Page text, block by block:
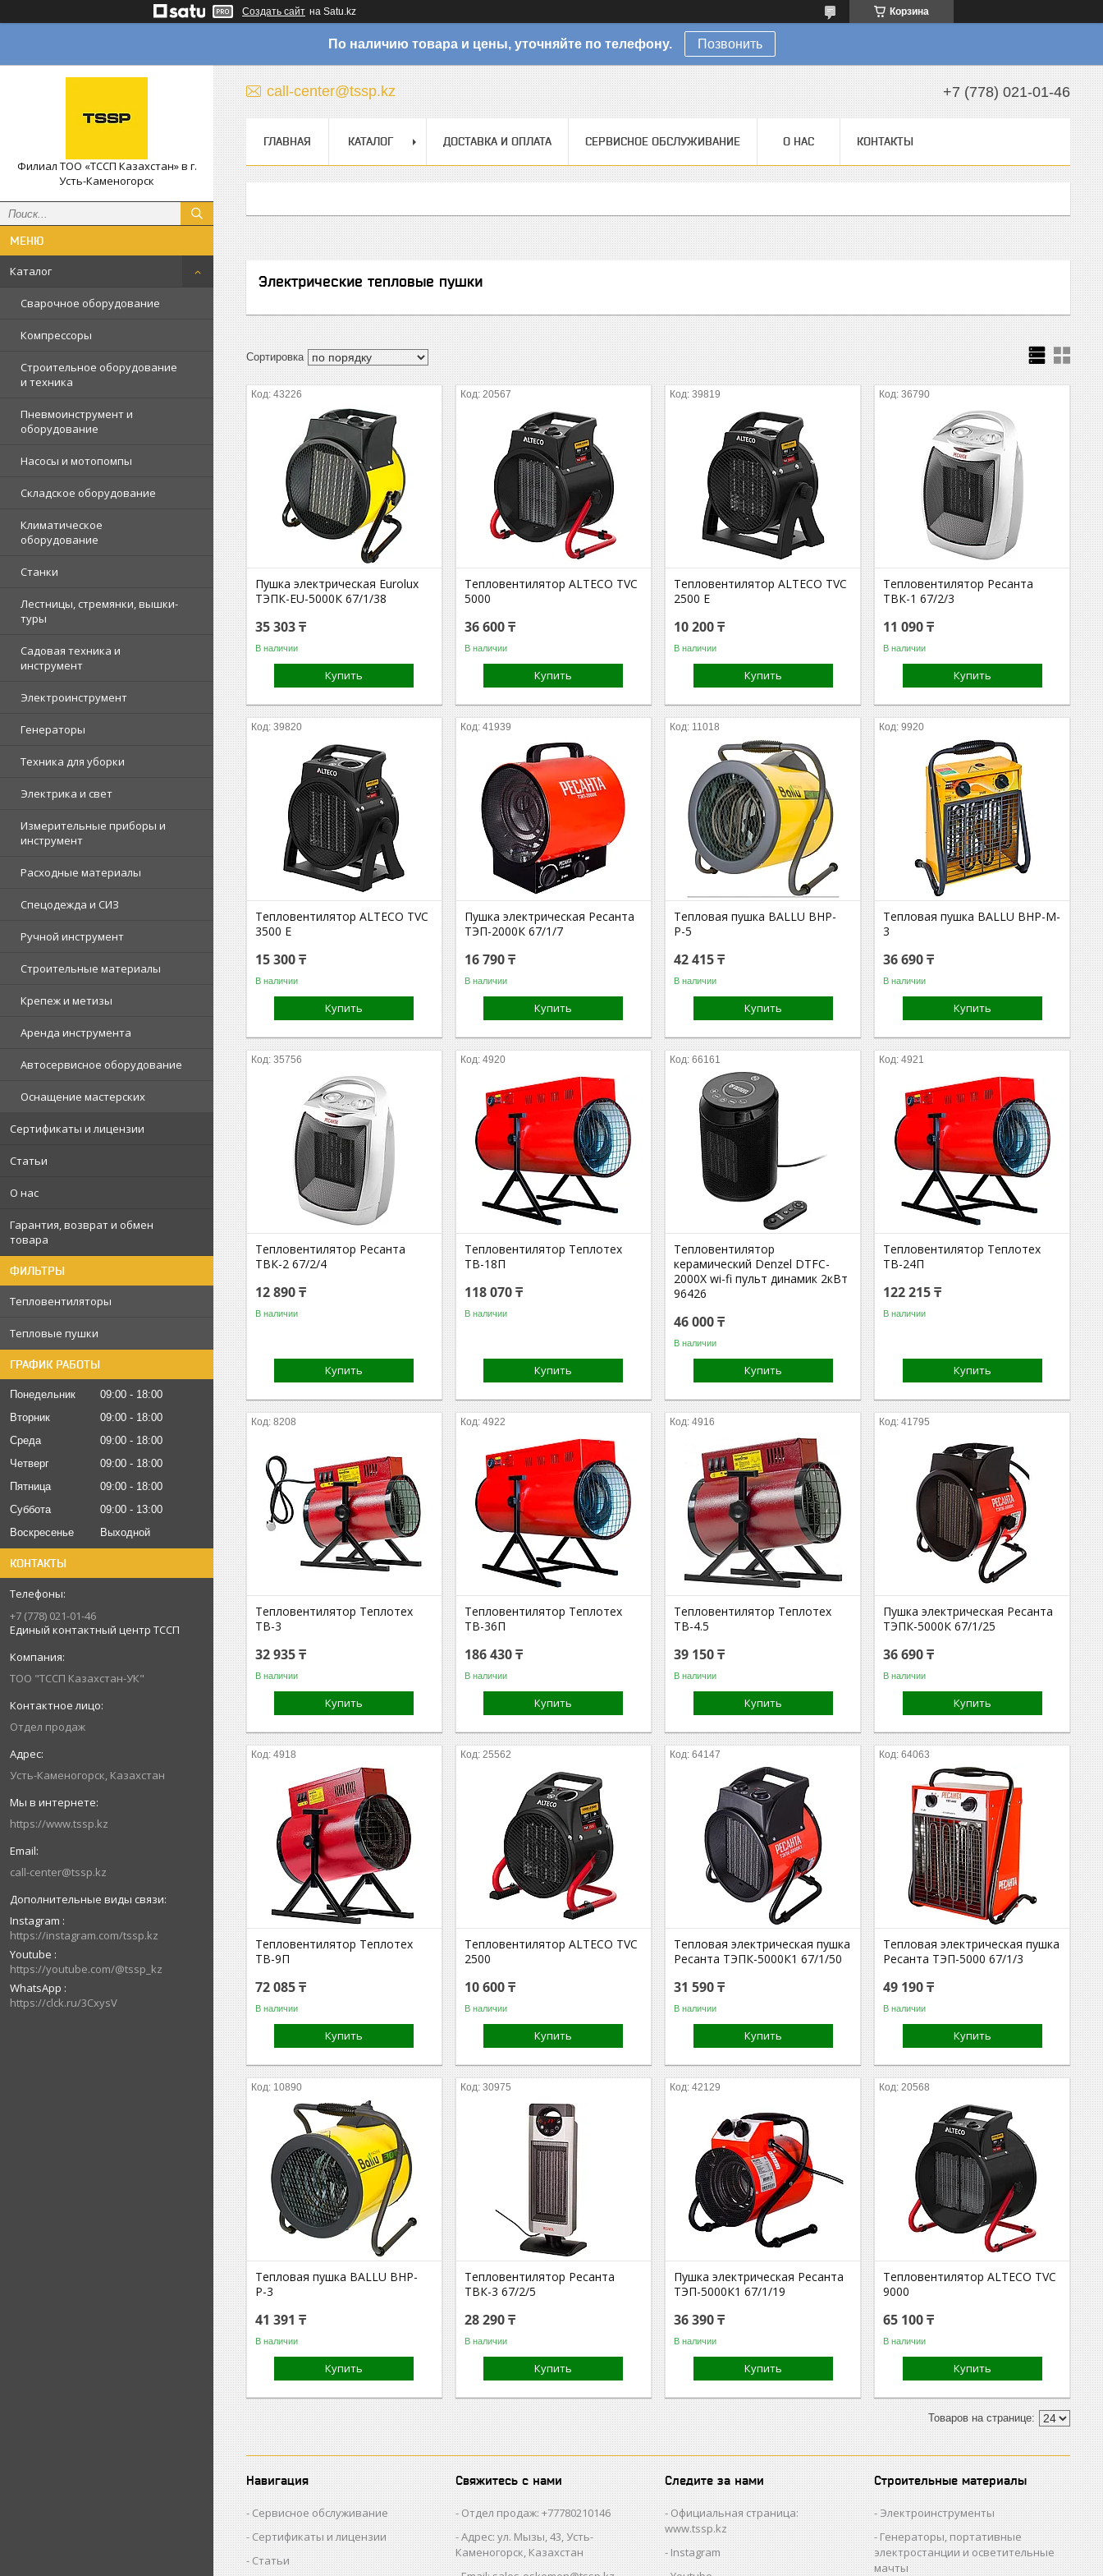
Создать сайт на Satu.kz Корзина
По наличию товара и цены, уточняйте по телефону. Позвонить
Филиал ТОО «ТССП Казахстан» в г.
Усть-Каменогорск
Каталог
Сварочное оборудование
Компрессоры
Строительное оборудование
и техника
Пневмоинструмент и
оборудование
Насосы и мотопомпы
Складское оборудование
Климатическое
оборудование
Станки
Лестницы, стремянки, вышки-
туры
Садовая техника и
инструмент
Электроинструмент
Генераторы
Техника для уборки
Электрика и свет
Измерительные приборы и
инструмент
Расходные материалы
Спецодежда и СИЗ
Ручной инструмент
Строительные материалы
Крепеж и метизы
Аренда инструмента
Автосервисное оборудование
Оснащение мастерских
Сертификаты и лицензии
Статьи
О нас
Гарантия, возврат и обмен
товара
ФИЛЬТРЫ
Тепловентиляторы
Тепловые пушки
ГРАФИК РАБОТЫ
Понедельник 09:00
18:00
Вторник
09:00
18:00
Среда
09:00
18:00
Четверг
09:00
18:00
Пятница
09:00
18:00
Суббота
09:00
13:00
Воскресенье
Выходной
КОНТАКТЫ
+7 (778) 021-01-46
Единый контактный центр ТССП
ТОО "ТССП Казахстан-УК"
Отдел продаж
Усть-Каменогорск, Казахстан
https://www.tssp.kz
call-center@tssp.kz
Instagram
https://instagram.com/tssp.kz
Youtube
https://youtube.com/@tssp_kz
WhatsApp
https://clck.ru/3CxysV
call-center@tssp.kz +7 (778) 021-01-46
ГЛАВНАЯ КАТАЛОГ ДОСТАВКА И ОПЛАТА СЕРВИСНОЕ ОБСЛУЖИВАНИЕ О НАС КОНТАКТЫ
Электрические тепловые пушки
43226
Пушка электрическая Eurolux
ТЭПК-EU-5000К 67/1/38
35 303 ₸
В наличии
Купить
20567
Тепловентилятор ALTECO TVС
5000
36 600 ₸
В наличии
Купить
39819
Тепловентилятор ALTECO TVC
2500 E
10 200 ₸
В наличии
Купить
36790
Тепловентилятор Ресанта
ТВК-1 67/2/3
11 090 ₸
В наличии
Купить
39820
Тепловентилятор ALTECO TVC
3500 E
15 300 ₸
В наличии
Купить
41939
Пушка электрическая Ресанта
ТЭП-2000К 67/1/7
16 790 ₸
В наличии
Купить
11018
Тепловая пушка BALLU BHP-
Р-5
42 415 ₸
В наличии
Купить
9920
Тепловая пушка BALLU BHP-M-
3
36 690 ₸
В наличии
Купить
35756
Тепловентилятор Ресанта
ТВК-2 67/2/4
12 890 ₸
В наличии
Купить
4920
Тепловентилятор Теплотех
ТВ-18П
118 070 ₸
В наличии
Купить
66161
Тепловентилятор
керамический Denzel DTFC-
2000X wi-fi пульт динамик 2кВт
96426
46 000 ₸
В наличии
Купить
4921
Тепловентилятор Теплотех
ТВ-24П
122 215 ₸
В наличии
Купить
8208
Тепловентилятор Теплотех
ТВ-3
32 935 ₸
В наличии
Купить
4922
Тепловентилятор Теплотех
ТВ-36П
186 430 ₸
В наличии
Купить
4916
Тепловентилятор Теплотех
ТВ-4.5
39 150 ₸
В наличии
Купить
41795
Пушка электрическая Ресанта
ТЭПК-5000К 67/1/25
36 690 ₸
В наличии
Купить
4918
Тепловентилятор Теплотех
ТВ-9П
72 085 ₸
В наличии
Купить
25562
Тепловентилятор ALTECO TVС
2500
10 600 ₸
В наличии
Купить
64147
Тепловая электрическая пушка
Ресанта ТЭПК-5000К1 67/1/50
31 590 ₸
В наличии
Купить
64063
Тепловая электрическая пушка
Ресанта ТЭП-5000 67/1/3
49 190 ₸
В наличии
Купить
10890
Тепловая пушка BALLU BHP-
Р-3
41 391 ₸
В наличии
Купить
30975
Тепловентилятор Ресанта
ТВК-3 67/2/5
28 290 ₸
В наличии
Купить
42129
Пушка электрическая Ресанта
ТЭП-5000К1 67/1/19
36 390 ₸
В наличии
Купить
20568
Тепловентилятор ALTECO TVC
9000
65 100 ₸
В наличии
Купить
Навигация
Сервисное обслуживание
Сертификаты и лицензии
Статьи
Свяжитесь с нами
Отдел продаж: +77780210146
Адрес: ул. Мызы, 43, Усть-
Каменогорск, Казахстан
Следите за нами
Официальная страница:
www.tssp.kz
Instagram
Строительные материалы
Электроинструменты
Генераторы, портативные
электростанции и осветительные
мачты